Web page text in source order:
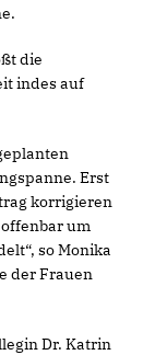
die
indes auf
Erst
korrigieren
um
so Monika
der Frauen
Dr. Katrin